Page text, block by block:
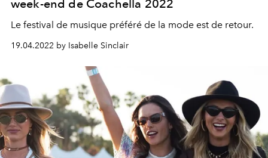
week-end de Coachella 2022
Le festival de musique préféré de la mode est de retour.
19.04.2022 by Isabelle Sinclair